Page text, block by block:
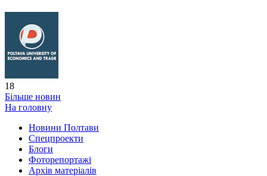
18
Більше новин
На головну
Новини Полтави
Спецпроекти
Блоги
Фоторепортажі
Архів матеріалів